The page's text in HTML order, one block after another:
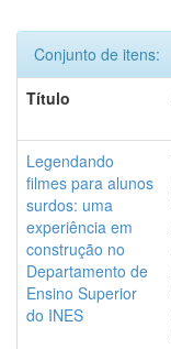
Conjunto de itens:
Título
Legendando
filmes para alunos
surdos: uma
experiência em
construção no
Departamento de
Ensino Superior
do INES